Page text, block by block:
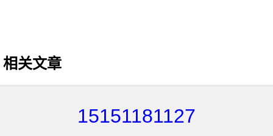
相关文章
15151181127